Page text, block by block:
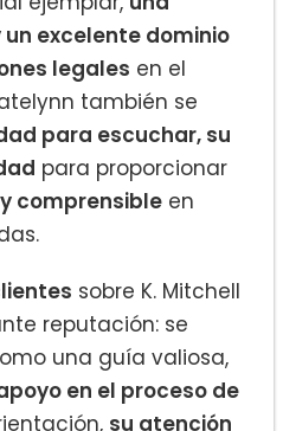
excelente dominio
legales en el
también se
para escuchar, su
para proporcionar
comprensible en
sobre K. Mitchell
reputación: se
una guía valiosa,
en el proceso de
su atención